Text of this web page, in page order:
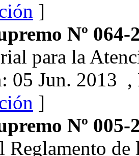
]
Nº
para la
05 Jun. 2013
]
Nº 005-
de